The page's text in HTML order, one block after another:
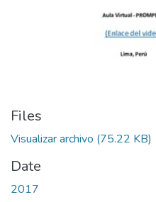
Files
Visualizar archivo (75.22 KB)
Date
2017